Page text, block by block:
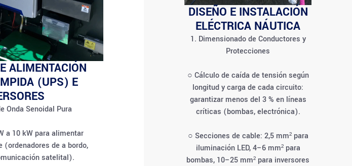
ALIMENTACIÓN
(UPS) E
Onda Senoidal Pura
a 10 kW para alimentar
de a bordo,
satelital).
DISEÑO E INSTALACIÓN
ELÉCTRICA NÁUTICA
1. Dimensionado de Conductores y
Protecciones
○ Cálculo de caída de tensión según
longitud y carga de cada circuito:
garantizar menos del 3 % en líneas
críticas (bombas, electrónica).
○ Secciones de cable: 2,5 mm² para
iluminación LED, 4–6 mm² para
bombas, 10–25 mm² para inversores